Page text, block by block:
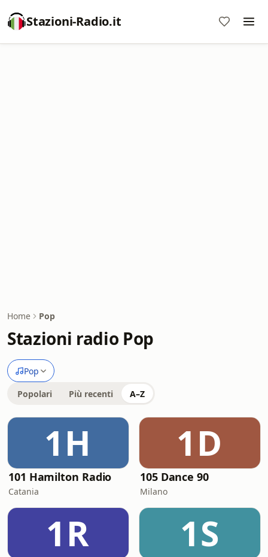
Stazioni-Radio.it
Home Pop
Stazioni radio Pop
Pop
Popolari Più recenti A–Z
1H
101 Hamilton Radio
Catania
1D
105 Dance 90
Milano
1R 1S